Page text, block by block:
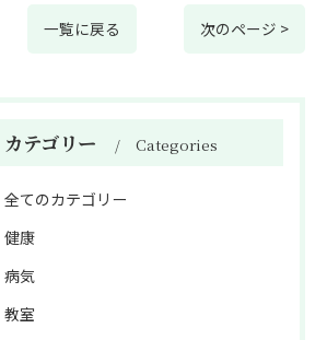
一覧に戻る 次のページ >
カテゴリー Categories
全てのカテゴリー
健康
病気
教室